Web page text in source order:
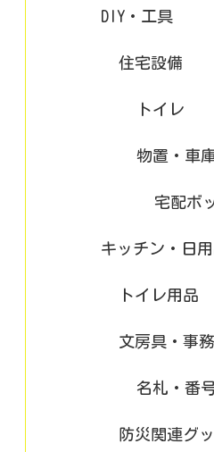
DIY・工具
住宅設備
トイレ
物置・車
宅配ボ
キッチン・日
トイレ用品
文房具・事
名札・番
防災関連グ